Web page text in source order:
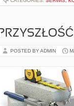
POSTED BY ADMIN